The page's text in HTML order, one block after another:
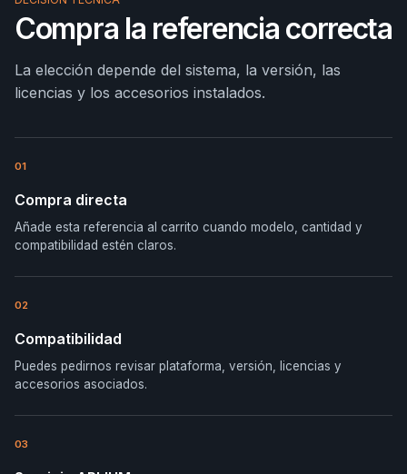
Compra la referencia correcta
La elección depende del sistema, la versión, las
licencias y los accesorios instalados.
01
Compra directa
Añade esta referencia al carrito cuando modelo, cantidad y
compatibilidad estén claros.
02
Compatibilidad
Puedes pedirnos revisar plataforma, versión, licencias y
accesorios asociados.
03